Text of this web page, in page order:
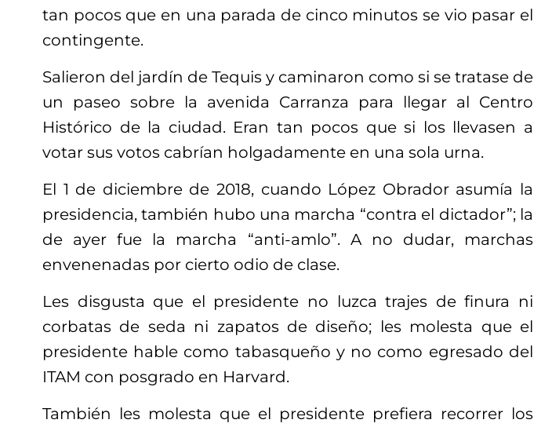
tan pocos que en una parada de cinco minutos se vio pasar el
contingente.
Salieron del jardín de Tequis y caminaron como si se tratase de
un paseo sobre la avenida Carranza para llegar al Centro
Histórico de la ciudad. Eran tan pocos que si los llevasen a
votar sus votos cabrían holgadamente en una sola urna.
El 1 de diciembre de 2018, cuando López Obrador asumía la
presidencia, también hubo una marcha “contra el dictador”; la
de ayer fue la marcha “anti-amlo”. A no dudar, marchas
envenenadas por cierto odio de clase.
Les disgusta que el presidente no luzca trajes de finura ni
corbatas de seda ni zapatos de diseño; les molesta que el
presidente hable como tabasqueño y no como egresado del
ITAM con posgrado en Harvard.
También les molesta que el presidente prefiera recorrer los